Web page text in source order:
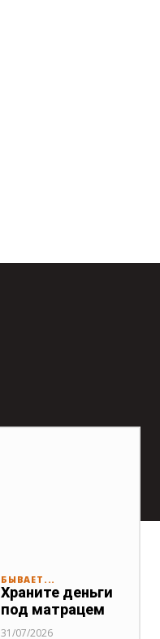
БЫВАЕТ...
Храните деньги
под матрацем
31/07/2026